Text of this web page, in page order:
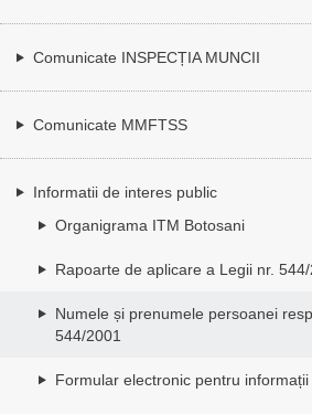
Comunicate INSPECȚIA MUNCII
Comunicate MMFTSS
Informatii de interes public
Organigrama ITM Botosani
Rapoarte de aplicare a Legii nr. 544/
Numele și prenumele persoanei
544/2001
Formular electronic pentru